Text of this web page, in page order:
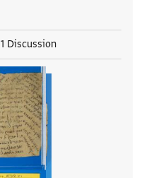
1 Discussion